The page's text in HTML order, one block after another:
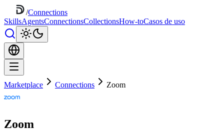
/Connections
SkillsAgentsConnectionsCollectionsHow-toCasos de uso
Marketplace Connections Zoom
Zoom